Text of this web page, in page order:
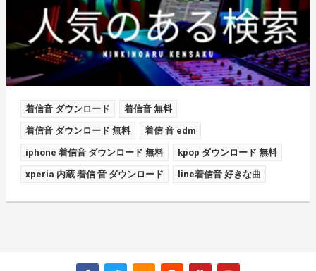
着信音 ダウンロード 着信音 無料
着信音 ダウンロード 無料 着信 音 edm
iphone 着信音 ダウンロード 無料 kpop ダウンロード 無料
xperia 内蔵 着信 音 ダウンロード line着信音 好きな曲